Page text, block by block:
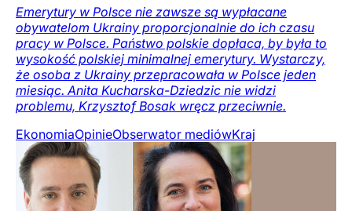
Emerytury w Polsce nie zawsze są wypłacane
obywatelom Ukrainy proporcjonalnie do ich czasu
pracy w Polsce. Państwo polskie dopłaca, by była to
wysokość polskiej minimalnej emerytury. Wystarczy,
że osoba z Ukrainy przepracowała w Polsce jeden
miesiąc. Anita Kucharska-Dziedzic nie widzi
problemu, Krzysztof Bosak wręcz przeciwnie.
EkonomiaOpinieObserwator mediówKraj